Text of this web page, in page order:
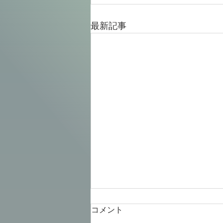
最新記事
コメント